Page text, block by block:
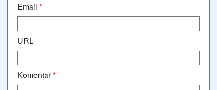
Email *
URL
Komentar*